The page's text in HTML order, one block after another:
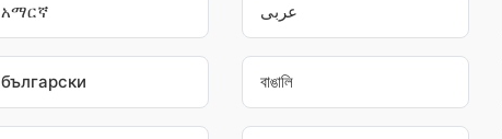
አማርኛ عربى
български বাঙালি